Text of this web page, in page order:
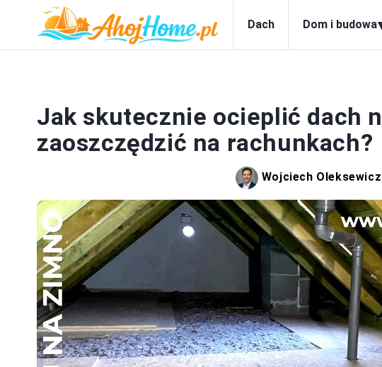
Dach Dom i budowa
Jak skutecznie ocieplić dach
zaoszczędzić na rachunkach?
Wojciech Oleksewicz